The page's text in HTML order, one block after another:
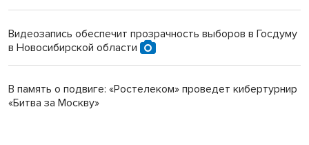
Видеозапись обеспечит прозрачность выборов в Госдуму
в Новосибирской области
В память о подвиге: «Ростелеком» проведет кибертурнир
«Битва за Москву»